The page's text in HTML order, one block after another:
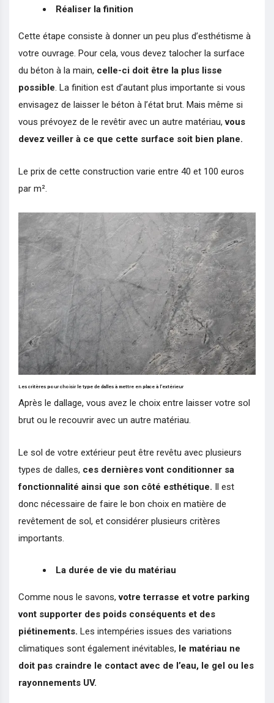
Réaliser la finition
Cette étape consiste à donner un peu plus d’esthétisme à
votre ouvrage. Pour cela, vous devez talocher la surface
du béton à la main, celle-ci doit être la plus lisse
possible. La finition est d’autant plus importante si vous
envisagez de laisser le béton à l’état brut. Mais même si
vous prévoyez de le revêtir avec un autre matériau, vous
devez veiller à ce que cette surface soit bien plane.
Le prix de cette construction varie entre 40 et 100 euros
par m².
Les critères pour choisir le type de dalles à mettre en place à l’extérieur
Après le dallage, vous avez le choix entre laisser votre sol
brut ou le recouvrir avec un autre matériau.
Le sol de votre extérieur peut être revêtu avec plusieurs
types de dalles, ces dernières vont conditionner sa
fonctionnalité ainsi que son côté esthétique. Il est
donc nécessaire de faire le bon choix en matière de
revêtement de sol, et considérer plusieurs critères
importants.
La durée de vie du matériau
Comme nous le savons, votre terrasse et votre parking
vont supporter des poids conséquents et des
piétinements. Les intempéries issues des variations
climatiques sont également inévitables, le matériau ne
doit pas craindre le contact avec de l’eau, le gel ou les
rayonnements UV.